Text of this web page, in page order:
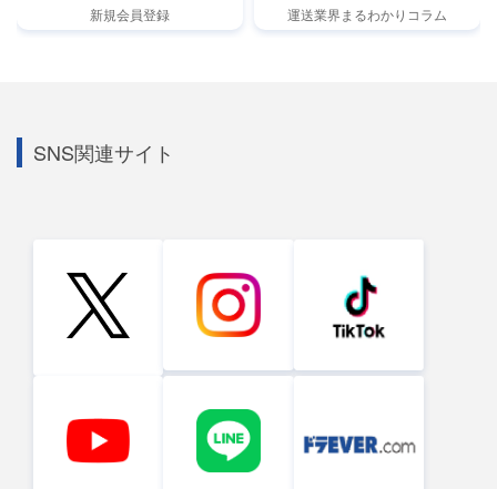
新規会員登録 運送業界まるわかりコラム
SNS関連サイト